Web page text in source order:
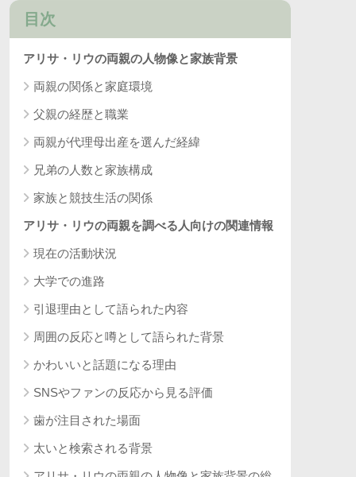
目次
アリサ・リウの両親の人物像と家族背景
両親の関係と家庭環境
父親の経歴と職業
両親が代理母出産を選んだ経緯
兄弟の人数と家族構成
家族と競技生活の関係
アリサ・リウの両親を調べる人向けの関連情報
現在の活動状況
大学での進路
引退理由として語られた内容
周囲の反応と噂として語られた背景
かわいいと話題になる理由
SNSやファンの反応から見る評価
歯が注目された場面
太いと検索される背景